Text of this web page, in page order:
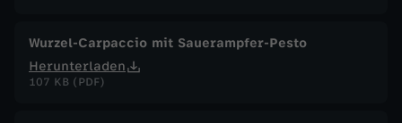
Wurzel-Carpaccio mit Sauerampfer-Pesto
Herunterladen
107 KB (PDF)